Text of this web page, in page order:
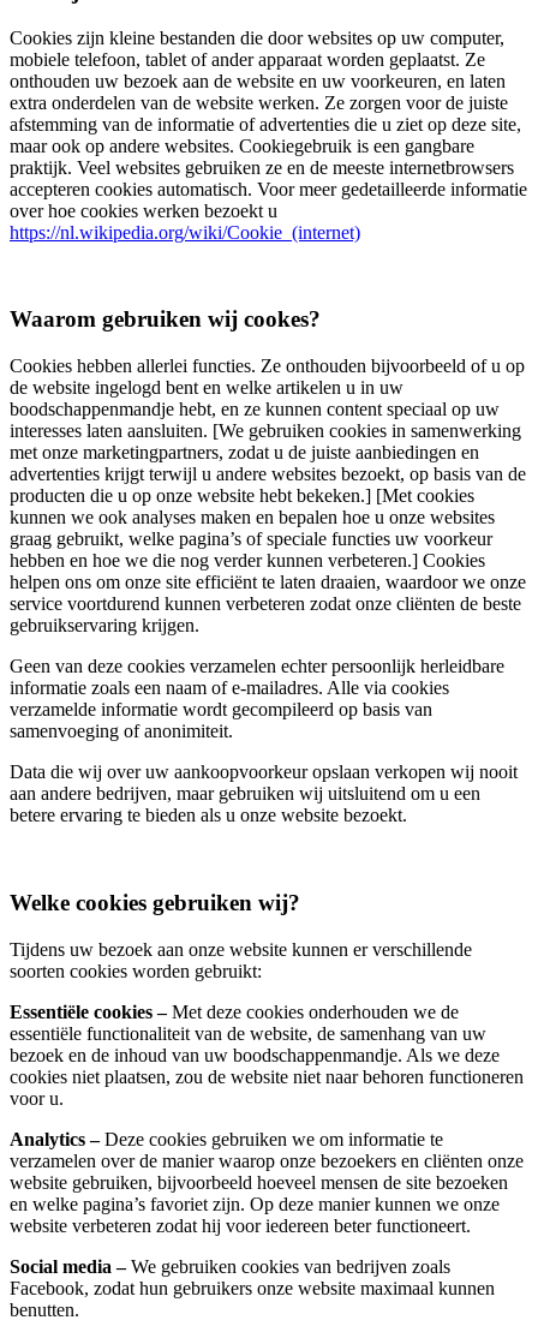
Cookies zijn kleine bestanden die door websites op uw computer,
mobiele telefoon, tablet of ander apparaat worden geplaatst. Ze
onthouden uw bezoek aan de website en uw voorkeuren, en laten
extra onderdelen van de website werken. Ze zorgen voor de juiste
afstemming van de informatie of advertenties die u ziet op deze site,
maar ook op andere websites. Cookiegebruik is een gangbare
praktijk. Veel websites gebruiken ze en de meeste internetbrowsers
accepteren cookies automatisch. Voor meer gedetailleerde informatie
over hoe cookies werken bezoekt u
https://nl.wikipedia.org/wiki/Cookie_(internet)
Waarom gebruiken wij cookes?
Cookies hebben allerlei functies. Ze onthouden bijvoorbeeld of u op
de website ingelogd bent en welke artikelen u in uw
boodschappenmandje hebt, en ze kunnen content speciaal op uw
interesses laten aansluiten. [We gebruiken cookies in samenwerking
met onze marketingpartners, zodat u de juiste aanbiedingen en
advertenties krijgt terwijl u andere websites bezoekt, op basis van de
producten die u op onze website hebt bekeken.] [Met cookies
kunnen we ook analyses maken en bepalen hoe u onze websites
graag gebruikt, welke pagina’s of speciale functies uw voorkeur
hebben en hoe we die nog verder kunnen verbeteren.] Cookies
helpen ons om onze site efficiënt te laten draaien, waardoor we onze
service voortdurend kunnen verbeteren zodat onze cliënten de beste
gebruikservaring krijgen.
Geen van deze cookies verzamelen echter persoonlijk herleidbare
informatie zoals een naam of e-mailadres. Alle via cookies
verzamelde informatie wordt gecompileerd op basis van
samenvoeging of anonimiteit.
Data die wij over uw aankoopvoorkeur opslaan verkopen wij nooit
aan andere bedrijven, maar gebruiken wij uitsluitend om u een
betere ervaring te bieden als u onze website bezoekt.
Welke cookies gebruiken wij?
Tijdens uw bezoek aan onze website kunnen er verschillende
soorten cookies worden gebruikt:
Essentiële cookies –Met deze cookies onderhouden we de
essentiële functionaliteit van de website, de samenhang van uw
bezoek en de inhoud van uw boodschappenmandje. Als we deze
cookies niet plaatsen, zou de website niet naar behoren functioneren
voor u.
Analytics –Deze cookies gebruiken we om informatie te
verzamelen over de manier waarop onze bezoekers en cliënten onze
website gebruiken, bijvoorbeeld hoeveel mensen de site bezoeken
en welke pagina’s favoriet zijn. Op deze manier kunnen we onze
website verbeteren zodat hij voor iedereen beter functioneert.
Social media –We gebruiken cookies van bedrijven zoals
Facebook, zodat hun gebruikers onze website maximaal kunnen
benutten.